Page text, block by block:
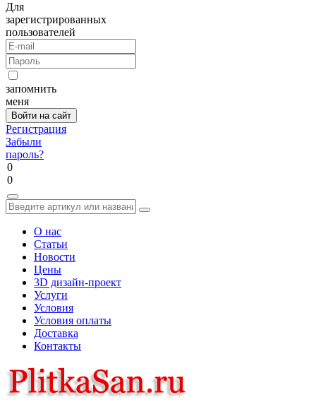
Для
зарегистрированных
пользователей
запомнить
меня
Регистрация
Забыли
пароль?
0
0
О нас
Статьи
Новости
Цены
3D дизайн-проект
Услуги
Условия
Условия оплаты
Доставка
Контакты